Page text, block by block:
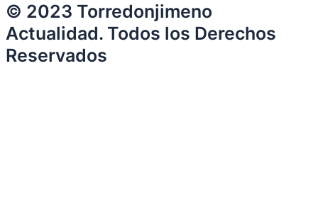
© 2023 Torredonjimeno
Actualidad. Todos los Derechos
Reservados